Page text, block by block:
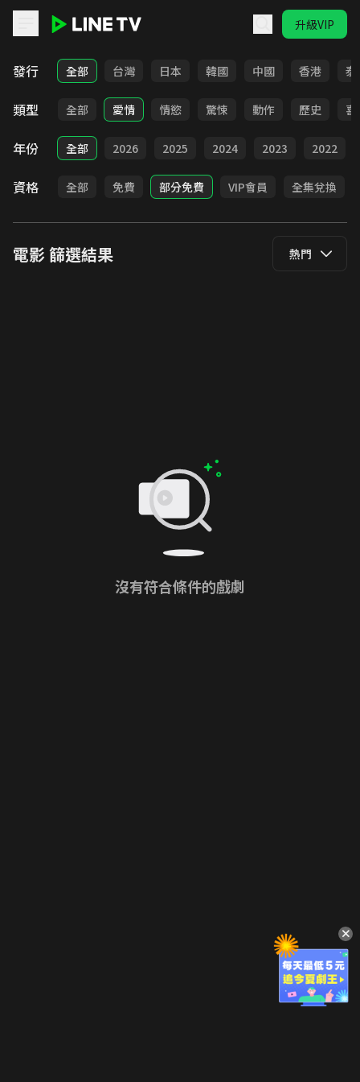
升級VIP
LINE TV - 電影
發行 全部 台灣 日本 韓國 中國 香港 泰
類型 全部 愛情 情慾 驚悚 動作 歷史 喜
年份 全部 2026 2025 2024 2023 2022
資格 全部 免費 部分免費 VIP會員 全集兌換
電影篩選結果 熱門
沒有符合條件的戲劇